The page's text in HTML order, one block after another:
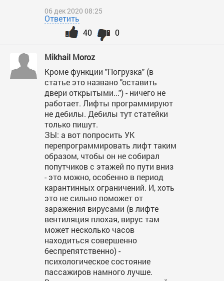
06 дек 2020 08:25
Ответить
0
40
Mikhail Moroz
Кроме функции "Погрузка" (в
статье это названо "оставить
двери открытыми...") - ничего не
работает. Лифты программируют
не дебилы. Дебилы тут статейки
только пишут.
ЗЫ: а вот попросить УК
перепрограммировать лифт таким
образом, чтобы он не собирал
попутчиков с этажей по пути вниз
- это можно, особенно в период
карантинных ограничений. И, хоть
это не сильно поможет от
заражения вирусами (в лифте
вентиляция плохая, вирус там
может несколько часов
находиться совершенно
беспрепятственно) -
психологическое состояние
пассажиров намного лучше.